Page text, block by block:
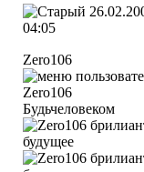
04:05
Zero106
Будьчеловеком